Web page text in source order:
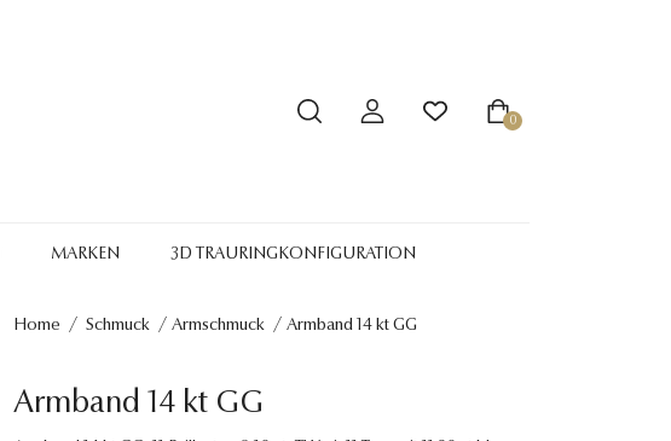
0
MARKEN 3D TRAURINGKONFIGURATION
Home / Schmuck / Armschmuck / Armband 14 kt GG
Armband 14 kt GG